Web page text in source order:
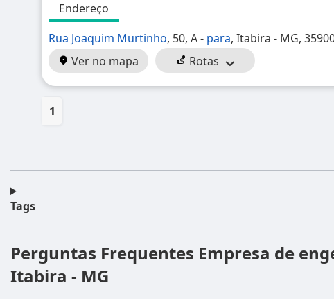
Endereço
Rua Joaquim Murtinho, 50, A - para, Itabira - MG,
Ver no mapa
Rotas
1
Tags
Perguntas Frequentes Empresa de
Itabira - MG